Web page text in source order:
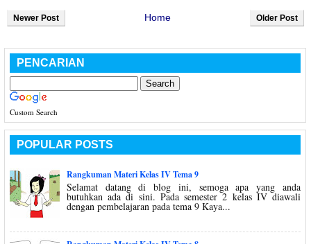
Newer Post Older Post
Home
PENCARIAN
Custom Search
POPULAR POSTS
Rangkuman Materi Kelas IV Tema 9
Selamat datang di blog ini, semoga apa yang anda
butuhkan ada di sini. Pada semester 2 kelas IV diawali
dengan pembelajaran pada tema 9 Kaya...